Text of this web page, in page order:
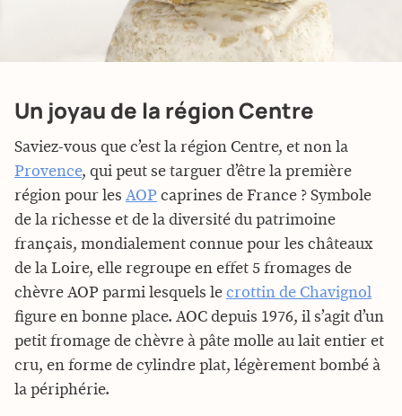
Un joyau de la région Centre
Saviez-vous que c’est la région Centre, et non la
Provence, qui peut se targuer d’être la première
région pour les AOP caprines de France ? Symbole
de la richesse et de la diversité du patrimoine
français, mondialement connue pour les châteaux
de la Loire, elle regroupe en effet 5 fromages de
chèvre AOP parmi lesquels le crottin de Chavignol
figure en bonne place. AOC depuis 1976, il s’agit d’un
petit fromage de chèvre à pâte molle au lait entier et
cru, en forme de cylindre plat, légèrement bombé à
la périphérie.